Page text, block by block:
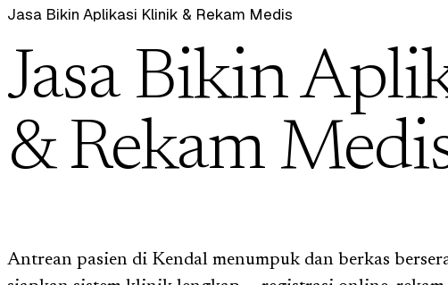
Jasa Bikin Aplikasi Klinik & Rekam Medis
Jasa Bikin
& Rekam
Antrean pasien di Kendal menumpuk dan berkas